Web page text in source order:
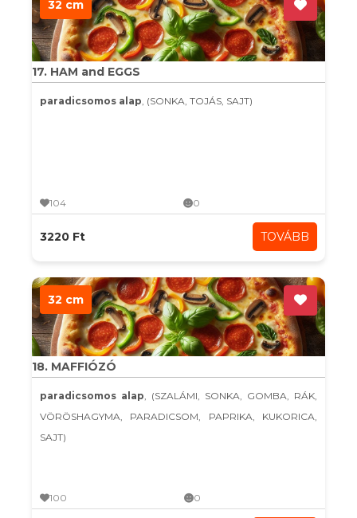
32 cm
17. HAM and EGGS
paradicsomos alap, (SONKA, TOJÁS, SAJT)
104 0
3220 Ft TOVÁBB
32 cm
18. MAFFIÓZÓ
paradicsomos alap, (SZALÁMI, SONKA, GOMBA, RÁK,
VÖRÖSHAGYMA, PARADICSOM, PAPRIKA, KUKORICA,
SAJT)
100 0